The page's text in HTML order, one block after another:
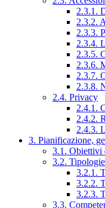
2.3.1.
2.3.2.
2.3.3.
2.3.4.
2.3.5.
2.3.6.
2.3.7.
2.3.8.
2.4. Privacy
2.4.1.
2.4.2.
2.4.3.
3. Pianificazione,
3.1. Obiettivi
3.2.
3.2.1.
3.2.2.
3.2.3.
3.3.